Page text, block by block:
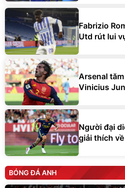
Fabrizio
Utd rút lui
Arsenal
Vinicius
Người đại
giải thích
BÓNG ĐÁ ANH